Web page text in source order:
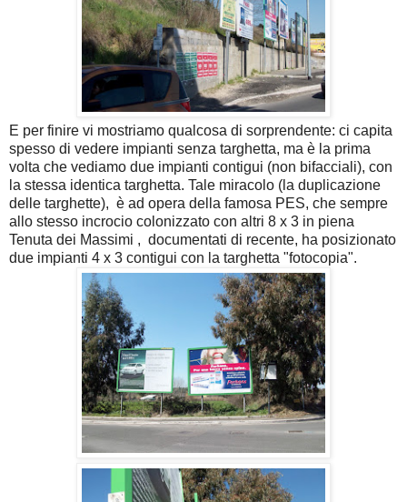
E per finire vi mostriamo qualcosa di sorprendente: ci capita
spesso di vedere impianti senza targhetta, ma è la prima
volta che vediamo due impianti contigui (non bifacciali), con
la stessa identica targhetta. Tale miracolo (la duplicazione
delle targhette), è ad opera della famosa PES, che sempre
allo stesso incrocio colonizzato con altri 8 x 3 in piena
Tenuta dei Massimi , documentati di recente, ha posizionato
due impianti 4 x 3 contigui con la targhetta "fotocopia".